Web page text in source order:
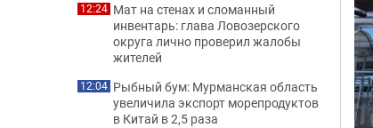
12:24 Мат на стенах и сломанный
инвентарь: глава Ловозерского
округа лично проверил жалобы
жителей
12:04 Рыбный бум: Мурманская область
увеличила экспорт морепродуктов
в Китай в 2,5 раза